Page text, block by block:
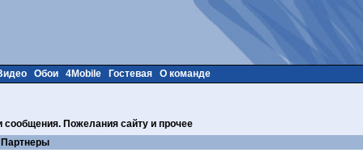
Обои 4Mobile Гостевая О команде
сообщения. Пожелания сайту и прочее
Партнеры